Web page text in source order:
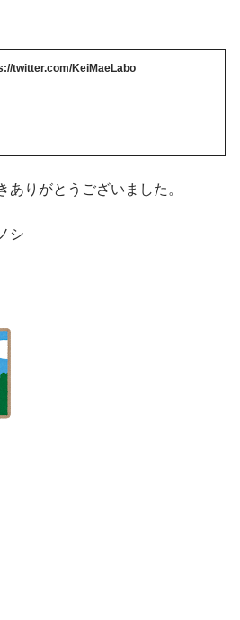
twitter.com/KeiMaeLabo
ありがとうございました。
シ